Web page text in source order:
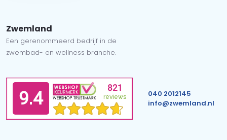
Zwemland
Een gerenommeerd bedrijf in de
zwembad- en wellness branche.
040 2012145
info@zwemland.nl